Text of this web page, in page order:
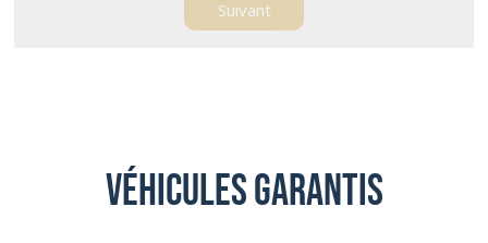
Véhicules garantis